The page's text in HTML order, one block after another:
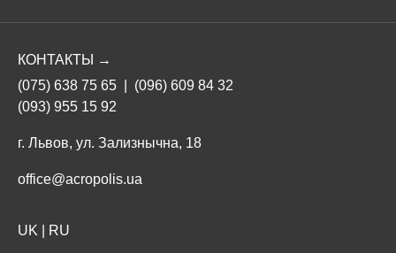
КОНТАКТЫ →
(075) 638 75 65
(096) 609 84 32
(093) 955 15 92
г. Львов, ул. Зализнычна, 18
office@acropolis.ua
UK RU